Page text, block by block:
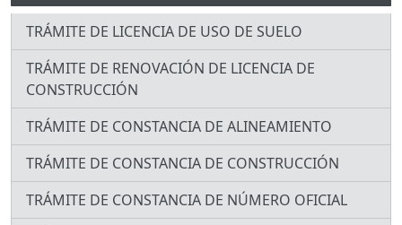
TRÁMITE DE LICENCIA DE USO DE SUELO
TRÁMITE DE RENOVACIÓN DE LICENCIA DE
CONSTRUCCIÓN
TRÁMITE DE CONSTANCIA DE ALINEAMIENTO
TRÁMITE DE CONSTANCIA DE CONSTRUCCIÓN
TRÁMITE DE CONSTANCIA DE NÚMERO OFICIAL